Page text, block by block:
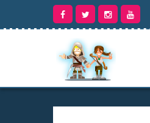
contenu